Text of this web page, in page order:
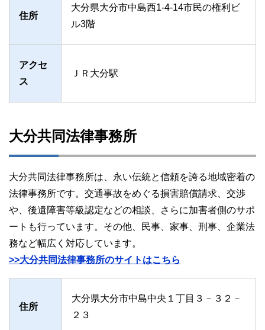
住所
大分県大分市中島西1-4-14市民の権利ビ
ル3階
アクセ
ス
ＪＲ大分駅
大分共同法律事務所
大分共同法律事務所は、永い伝統と信頼を誇る地域密着の
法律事務所です。交通事故をめぐる損害賠償請求、交渉
や、後遺障害等級認定などの相談、さらに加害者側のサポ
ートも行っています。その他、民事、家事、刑事、企業法
務など幅広く対応しています。
>>大分共同法律事務所のサイトはこちら
住所
大分県大分市中島中央１丁目３－３２－
２３